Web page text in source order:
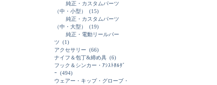
純正・カスタムパーツ
（中・小型）
(15)
純正・カスタムパーツ
（中・大型）
(19)
純正・電動リールパー
ツ (1)
アクセサリー (66)
ナイフ＆包丁&締め具 (6)
フック＆シンカー・ｱｼｽﾄﾎﾙﾀﾞ
ｰ (494)
ウェアー・キップ・グローブ・